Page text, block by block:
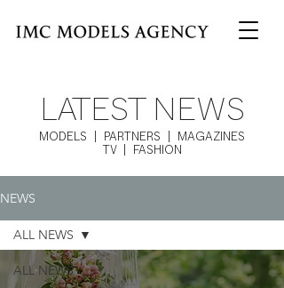
LATEST NEWS
MODELS | PARTNERS | MAGAZINES
TV | FASHION
NEWS
ALL NEWS
ALL NEWS